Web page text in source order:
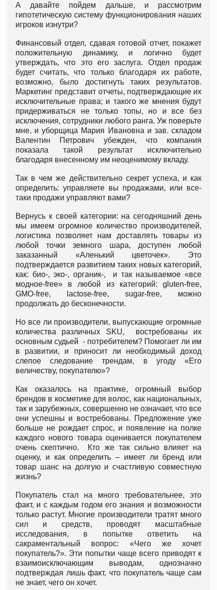
А давайте пойдем дальше, и рассмотрим
гипотетическую систему функционирования наших
игроков изнутри?
Финансовый отдел, сдавая готовой отчет, покажет
положительную динамику, и логично будет
утверждать, что это его заслуга. Отдел продаж
будет считать, что только благодаря их работе,
возможно, было достигнуть таких результатов.
Маркетинг представит отчеты, подтверждающие их
исключительные права; и такого же мнения будут
придерживаться не только топы, но и все без
исключения, сотрудники любого ранга. Уж поверьте
мне, и уборщица Мария Ивановна и зав. складом
Валентин Петрович убежден, что компания
показала такой результат исключительно
благодаря внесенному им неоценимому вкладу.
Так в чем же действительно секрет успеха, и как
определить: управляете вы продажами, или все-
таки продажи управляют вами?
Вернусь к своей категории: на сегодняшний день
мы имеем огромное количество производителей,
логистика позволяет нам доставлять товары из
любой точки земного шара, доступен любой
заказанный «Аленький цветочек». Это
подтверждается развитием таких новых категорий,
как: био-, эко-, органик-, и так называемое «все
модное-free» в любой из категорий: gluten-free,
GMO-free, lactose-free, sugar-free, можно
продолжать до бесконечности.
Но все ли производители, выпускающие огромные
количества различных SKU, востребованы их
основным судьей - потребителем? Помогает ли им
в развитии, и приносит ли необходимый доход
слепое следование трендам, в угоду «Его
величеству, покупателю»?
Как оказалось на практике, огромный выбор
брендов в косметике для волос, как национальных,
так и зарубежных, совершенно не означает, что все
они успешны и востребованы. Предложение уже
больше не рождает спрос, и появление на полке
каждого нового товара оценивается покупателем
очень скептично. Кто же так сильно влияет на
оценку, и как определить – имеет ли бренд или
товар шанс на долгую и счастливую совместную
жизнь?
Покупатель стал на много требовательнее, это
факт, и с каждым годом его знания и возможности
только растут. Многие производители тратят много
сил и средств, проводят масштабные
исследования, в попытке ответить на
сакраментальный вопрос: «Чего же хочет
покупатель?». Эти попытки чаще всего приводят к
взаимоисключающим выводам, однозначно
подтверждая лишь факт, что покупатель чаще сам
не знает, чего он хочет.